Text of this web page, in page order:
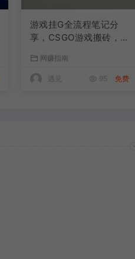
游戏挂G全流程笔记分
享，CSGO游戏搬砖，
益【揭秘】
网赚指南
遇见 95 免费